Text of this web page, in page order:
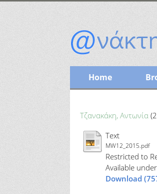
Home
Τζανακάκη, Αντωνία
Text
MW12_2015.pdf
Restricted to
Available
Download